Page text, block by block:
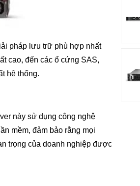
pháp lưu trữ phù hợp nhất
cao, đến các ổ cứng SAS,
hệ thống.
này sử dụng công nghệ
mềm, đảm bảo rằng mọi
trọng của doanh nghiệp được